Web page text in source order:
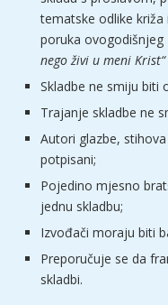
tematske odlike
poruka ovogodišnjeg
nego živi u meni Krist“
Skladbe ne smiju biti
Trajanje skladbe ne
Autori glazbe,
potpisani;
Pojedino mjesno
jednu skladbu;
Izvođači moraju biti
Preporučuje se da
skladbi.